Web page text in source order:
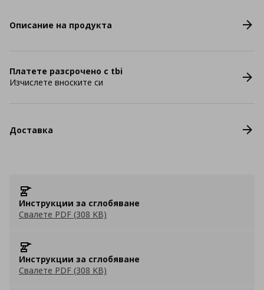
Описание на продукта
Платете разсрочено с tbi
Изчислете вноските си
Доставка
Инструкции за сглобяване
Свалете PDF (308 KB)
Инструкции за сглобяване
Свалете PDF (308 KB)